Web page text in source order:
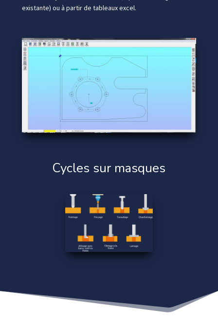
existante) ou à partir de tableaux excel.
Cycles sur masques